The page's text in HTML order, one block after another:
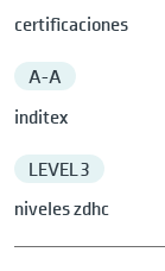
certificaciones
A-A
inditex
LEVEL 3
niveles zdhc